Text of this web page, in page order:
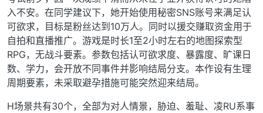
入不安。在同学建议下，她开始使用秘密SNS账号来满足认
可欲求，目标是粉丝达到10万人。同时以援交赚取资金用于
自拍和直播推广。游戏是时长1至2小时左右的地图探索型
RPG，无战斗要素。参数包括认可欲求度、暴露度、旷课日
数、学力，会开放不同事件并影响结局分支。本作设有生理
周期要素，未采取避孕措施可能突然迎来结局。
H场景共有30个，全部为对人情景，胁迫、羞耻、凌RU系事